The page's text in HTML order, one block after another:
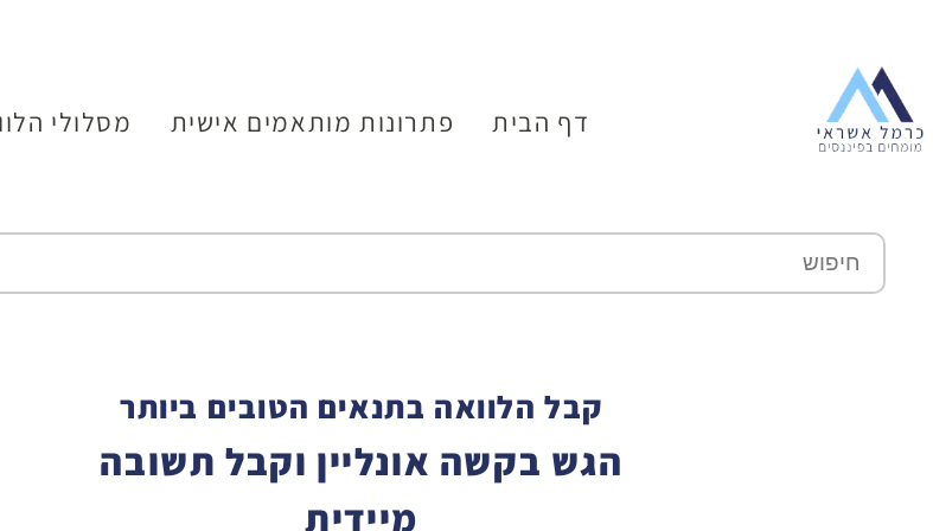
דף הבית פתרונות מותאמים אישית מסלולי
קבל הלוואה בתנאים הטובים ביותר
הגש בקשה אונליין וקבל תשובה
מיידית